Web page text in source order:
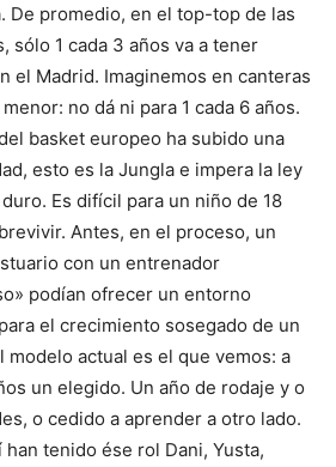
De promedio, en el top-top de las
sólo 1 cada 3 años va a tener
el Madrid. Imaginemos en canteras
no dá ni para 1 cada 6 años.
basket europeo ha subido una
esto es la Jungla e impera la ley
Es difícil para un niño de 18
Antes, en el proceso, un
con un entrenador
podían ofrecer un entorno
el crecimiento sosegado de un
modelo actual es el que vemos: a
un elegido. Un año de rodaje y o
o cedido a aprender a otro lado.
han tenido ése rol Dani, Yusta,